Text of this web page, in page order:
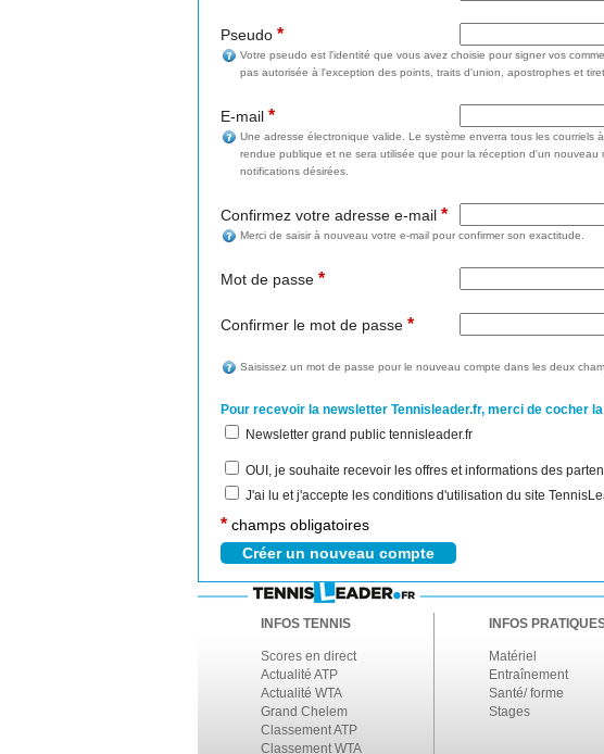
Pseudo *
Votre pseudo est l'identité que vous avez choisie pour signer vos
pas autorisée à l'exception des points, traits d'union, apostrophes et
E-mail *
Une adresse électronique valide. Le système enverra tous les
rendue publique et ne sera utilisée que pour la réception d'un
notifications désirées.
Confirmez votre adresse e-mail *
Merci de saisir à nouveau votre e-mail pour confirmer son exactitude.
Mot de passe *
Confirmer le mot de passe *
Saisissez un mot de passe pour le nouveau compte dans les deux
Pour recevoir la newsletter Tennisleader.fr, merci de cocher
Newsletter grand public tennisleader.fr
OUI, je souhaite recevoir les offres et informations des
J'ai lu et j'accepte les conditions d'utilisation du site
* champs obligatoires
INFOS TENNIS
Scores en direct
Actualité ATP
Actualité WTA
Grand Chelem
Classement ATP
Classement WTA
INFOS
Matériel
Entraînement
Santé/ forme
Stages